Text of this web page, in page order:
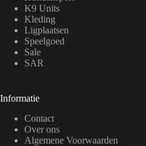
K9 Units
Kleding
Ligplaatsen
Speelgoed
Sale
SAR
Informatie
Contact
Over ons
Algemene Voorwaarden